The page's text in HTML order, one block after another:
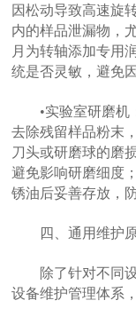
因松动导致高速旋
内的样品泄漏物，
月为转轴添加专用
统是否灵敏，避免
•实验室研磨机：
去除残留样品粉末
刀头或研磨球的磨
避免影响研磨细度
锈油后妥善存放，
四、通用维护原
除了针对不同设
设备维护管理体系